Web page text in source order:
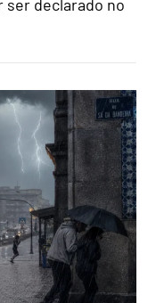
ser declarado no